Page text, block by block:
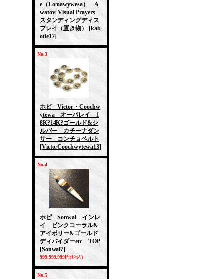
e（Lomawywesa） A
watovi Visual Prayers
スタンディングディス
プレイ（置き物）
[kab
otie17]
No.3
ホピ Victor・Coochw
ytewa オーバレイ 1
8K?14K?ゴールド&シ
ルバー カチーナダン
サー コンチョベルト
[VictorCoochwytewa13]
No.4
ホピ Sonwai インレ
イ ピンクコーラル&
アイボリー&ゴールド
ディバイダーetc TOP
[Sonwai7]
999,999,999円(税込)
No.5